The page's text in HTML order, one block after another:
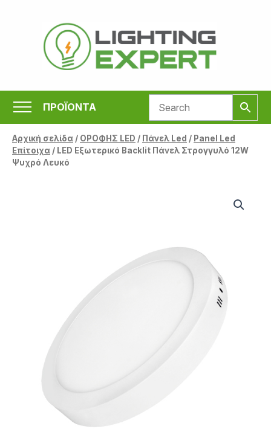
περιεχόμενο
ΠΡΟΪΟΝΤΑ
Αρχική σελίδα/ ΟΡΟΦΗΣ LED / Πάνελ Led / Panel Led
Επίτοιχα/ LED Εξωτερικό Backlit Πάνελ Στρογγυλό 12W
Ψυχρό Λευκό